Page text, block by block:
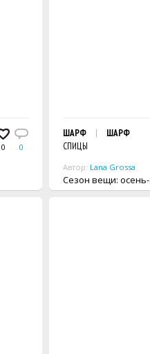
0 0
ШАРФ
ШАРФ
СПИЦЫ
Автор: Lana Grossa
Сезон вещи: